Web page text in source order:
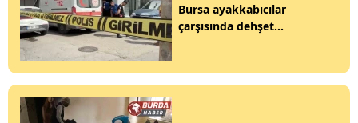
Bursa ayakkabıcılar
çarşısında dehşet...